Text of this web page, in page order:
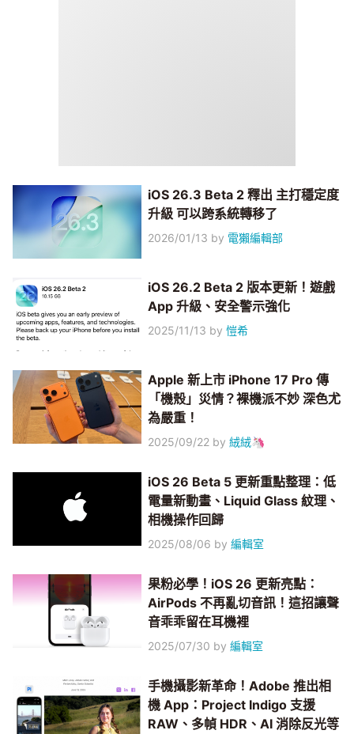
iOS 26.3 Beta 2 釋出 主打穩定度
升級 可以跨系統轉移了
2026/01/13 by 電獺編輯部
iOS 26.2 Beta 2 版本更新！遊戲
App 升級、安全警示強化
2025/11/13 by愷希
Apple 新上市 iPhone 17 Pro 傳
「機殼」災情？裸機派不妙 深色尤
為嚴重！
2025/09/22 by絨絨🦄
iOS 26 Beta 5 更新重點整理：低
電量新動畫、Liquid Glass 紋理、
相機操作回歸
2025/08/06 by編輯室
果粉必學！iOS 26 更新亮點：
AirPods 不再亂切音訊！這招讓聲
音乖乖留在耳機裡
2025/07/30 by編輯室
手機攝影新革命！Adobe 推出相
機 App：Project Indigo 支援
RAW、多幀 HDR、AI 消除反光等